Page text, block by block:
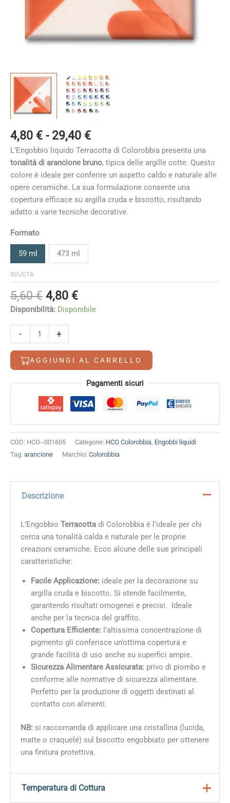
4,80 € - 29,40 €Fascia
di
prezzo:
da
4,80 €
a
29,40 €
L’Engobbio liquido Terracotta di Colorobbia presenta una
tonalità di arancione bruno, tipica delle argille cotte. Questo
colore è ideale per conferire un aspetto caldo e naturale alle
opere ceramiche. La sua formulazione consente una
copertura efficace su argilla cruda e biscotto, risultando
adatto a varie tecniche decorative.
Formato
59 ml 473 ml
SVUOTA
5,60€ Il
prezzo
era:
5,60 €.
4,80 €Il
prezzo
Disponibilità: Disponibile
-
Terracotta
quantità
+
AGGIUNGI AL CARRELLO
Alternative: Pagamenti sicuri
COD: HCO--001605 Categorie: HCO Colorobbia, Engobbi liquidi
Tag: arancione Marchio: Colorobbia
Descrizione
L’Engobbio Terracottadi Colorobbia è l’ideale per chi
cerca una tonalità calda e naturale per le proprie
creazioni ceramiche. Ecco alcune delle sue principali
caratteristiche:
Facile Applicazione: ideale per la decorazione su
argilla cruda e biscotto. Si stende facilmente,
garantendo risultati omogenei e precisi. Ideale
anche per la tecnica del graffito.
Copertura Efficiente: l’altissima concentrazione di
pigmento gli conferisce un’ottima copertura e
grande facilità di uso anche su superfici ampie.
Sicurezza Alimentare Assicurata: privo di piombo e
conforme alle normative di sicurezza alimentare.
Perfetto per la produzione di oggetti destinati al
contatto con alimenti.
NB: si raccomanda di applicare una cristallina (lucida,
matte o craquelé) sul biscotto engobbiato per ottenere
una finitura protettiva.
Temperatura di Cottura